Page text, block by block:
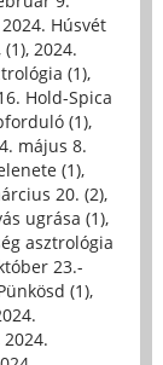
2024. Húsvét
, 2024.
(1),
Hold-Spica
(1),
május 8.
(1),
20. (2),
ugrása (1),
asztrológia
23.-
(1),
2024.